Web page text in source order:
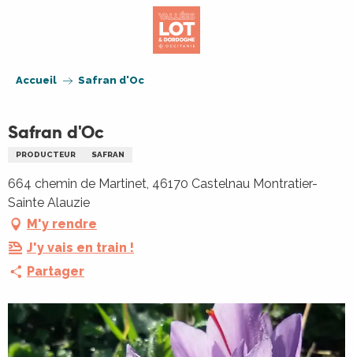
Accueil Safran d'Oc
Safran d'Oc
PRODUCTEUR SAFRAN
664 chemin de Martinet, 46170 Castelnau Montratier-
Sainte Alauzie
M'y rendre
J'y vais en train !
Partager